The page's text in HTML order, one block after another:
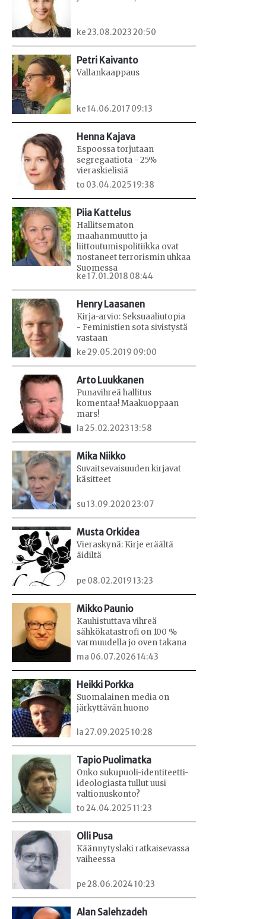
ke 23.08.2023 20:50
Petri Kaivanto
Vallankaappaus
ke 14.06.2017 09:13
Henna Kajava
Espoossa torjutaan
segregaatiota - 25%
vieraskielisiä
to 03.04.2025 19:38
Piia Kattelus
Hallitsematon
maahanmuutto ja
liittoutumispolitiikka ovat
nostaneet terrorismin uhkaa
Suomessa
ke 17.01.2018 08:44
Henry Laasanen
Kirja-arvio: Seksuaaliutopia
- Feministien sota sivistystä
vastaan
ke 29.05.2019 09:00
Arto Luukkanen
Punavihreä hallitus
komentaa! Maakuoppaan
mars!
la 25.02.2023 13:58
Mika Niikko
Suvaitsevaisuuden kirjavat
käsitteet
su 13.09.2020 23:07
Musta Orkidea
Vieraskynä: Kirje eräältä
äidiltä
pe 08.02.2019 13:23
Mikko Paunio
Kauhistuttava vihreä
sähkökatastrofi on 100 %
varmuudella jo oven takana
ma 06.07.2026 14:43
Heikki Porkka
Suomalainen media on
järkyttävän huono
la 27.09.2025 10:28
Tapio Puolimatka
Onko sukupuoli-identiteetti-
ideologiasta tullut uusi
valtionuskonto?
to 24.04.2025 11:23
Olli Pusa
Käännytyslaki ratkaisevassa
vaiheessa
pe 28.06.2024 10:23
Alan Salehzadeh